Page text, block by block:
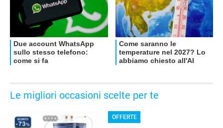
Le migliori occasioni scelte per te
OFFERTE